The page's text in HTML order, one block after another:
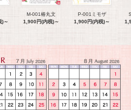
)～
M-001椿丸文
1,900円(内税)～
P-001ミモザ
1,900円(内税)～